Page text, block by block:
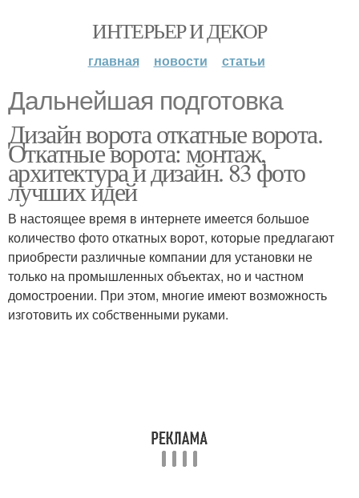
ИНТЕРЬЕР И ДЕКОР
главная новости статьи
Дальнейшая подготовка
Дизайн ворота откатные ворота.
Откатные ворота: монтаж,
архитектура и дизайн. 83 фото
лучших идей
В настоящее время в интернете имеется большое
количество фото откатных ворот, которые предлагают
приобрести различные компании для установки не
только на промышленных объектах, но и частном
домостроении. При этом, многие имеют возможность
изготовить их собственными руками.